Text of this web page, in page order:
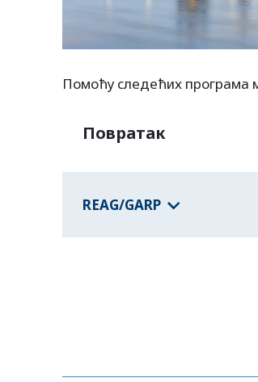
Помоћу следећих
Повратак
REAG/GARP